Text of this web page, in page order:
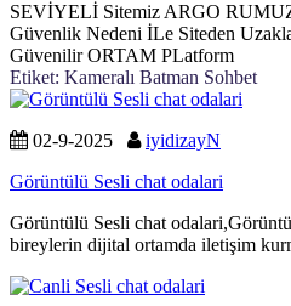
SEVİYELİ Sitemiz ARGO
Güvenlik Nedeni İLe Siteden
Güvenilir ORTAM PLatform
Etiket: Kameralı Batman Sohbet
02-9-2025
iyidizayN
Görüntülü Sesli chat odalari
Görüntülü Sesli chat
bireylerin dijital ortamda iletişim